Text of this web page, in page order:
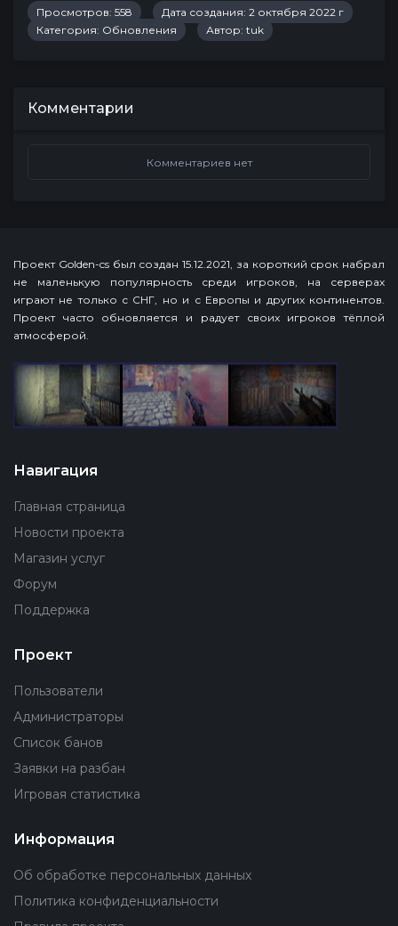
Просмотров: 558
Дата создания: 2 октября 2022 г
Категория: Обновления Автор: tuk
Комментарии
Комментариев нет
Проект Golden-cs был создан 15.12.2021, за короткий срок набрал
не маленькую популярность среди игроков, на серверах
играют не только с СНГ, но и с Европы и других континентов.
Проект часто обновляется и радует своих игроков тёплой
атмосферой.
Навигация
Главная страница
Новости проекта
Магазин услуг
Форум
Поддержка
Проект
Пользователи
Администраторы
Список банов
Заявки на разбан
Игровая статистика
Информация
Об обработке персональных данных
Политика конфиденциальности